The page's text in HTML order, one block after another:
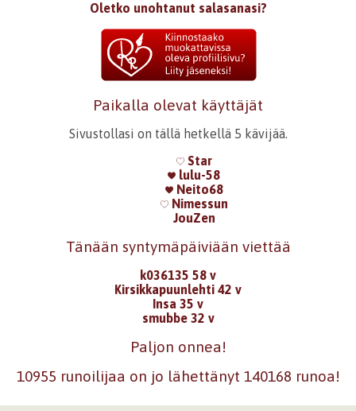
Oletko unohtanut salasanasi?
Paikalla olevat käyttäjät
Sivustollasi on tällä hetkellä 5 kävijää.
Star
lulu-58
Neito68
Nimessun
JouZen
Tänään syntymäpäiviään viettää
k036135 58 v
Kirsikkapuunlehti 42 v
Insa 35 v
smubbe 32 v
Paljon onnea!
10955 runoilijaa on jo lähettänyt 140168 runoa!